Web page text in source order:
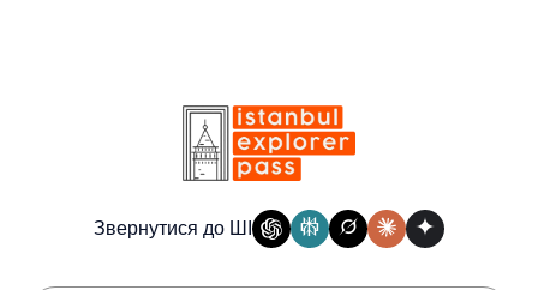
Звернутися до ШІ